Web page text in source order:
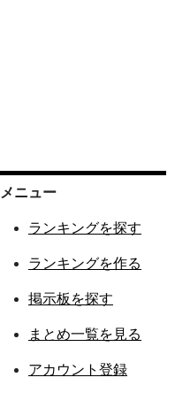
メニュー
ランキングを探す
ランキングを作る
掲示板を探す
まとめ一覧を見る
アカウント登録